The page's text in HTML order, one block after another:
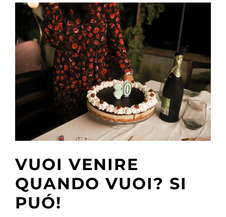
VUOI VENIRE
QUANDO VUOI? SI
PUÓ!